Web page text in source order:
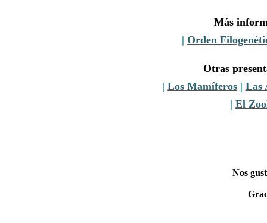
Más
| Orden
Otras
| Los Mamíferos| Las
| El
Nos